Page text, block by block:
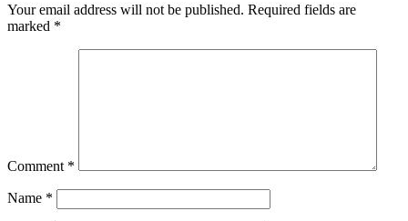
Your email address will not be published. Required fields are
marked *
Comment *
Name *